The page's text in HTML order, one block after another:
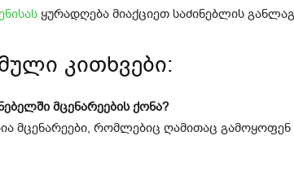
ყურადღება მიაქციეთ საძინებლის
კითხვები:
მცენარეების ქონა?
მცენარეები, რომლებიც ღამითაც გამოყოფენ